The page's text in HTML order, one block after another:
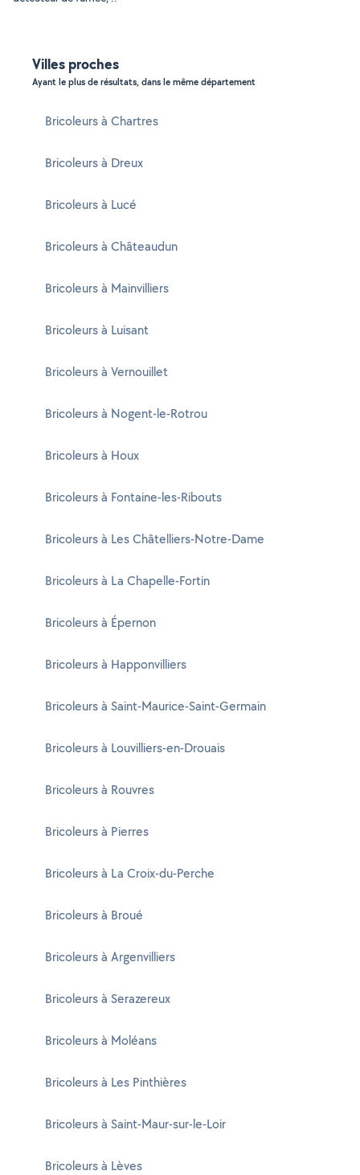
Villes proches
Ayant le plus de résultats, dans le même département
Bricoleurs à Chartres
Bricoleurs à Dreux
Bricoleurs à Lucé
Bricoleurs à Châteaudun
Bricoleurs à Mainvilliers
Bricoleurs à Luisant
Bricoleurs à Vernouillet
Bricoleurs à Nogent-le-Rotrou
Bricoleurs à Houx
Bricoleurs à Fontaine-les-Ribouts
Bricoleurs à Les Châtelliers-Notre-Dame
Bricoleurs à La Chapelle-Fortin
Bricoleurs à Épernon
Bricoleurs à Happonvilliers
Bricoleurs à Saint-Maurice-Saint-Germain
Bricoleurs à Louvilliers-en-Drouais
Bricoleurs à Rouvres
Bricoleurs à Pierres
Bricoleurs à La Croix-du-Perche
Bricoleurs à Broué
Bricoleurs à Argenvilliers
Bricoleurs à Serazereux
Bricoleurs à Moléans
Bricoleurs à Les Pinthières
Bricoleurs à Saint-Maur-sur-le-Loir
Bricoleurs à Lèves